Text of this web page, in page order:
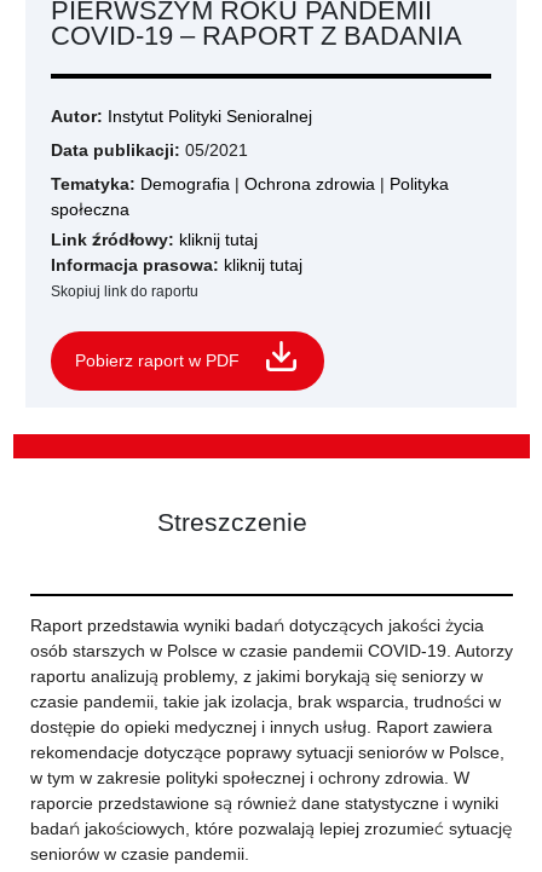
PIERWSZYM ROKU PANDEMII
COVID-19 – RAPORT Z BADANIA
Autor: Instytut Polityki Senioralnej
Data publikacji: 05/2021
Tematyka: Demografia | Ochrona zdrowia | Polityka
społeczna
Link źródłowy: kliknij tutaj
Informacja prasowa: kliknij tutaj
Skopiuj link do raportu
Pobierz raport w PDF
Streszczenie
Raport przedstawia wyniki badań dotyczących jakości życia
osób starszych w Polsce w czasie pandemii COVID-19. Autorzy
raportu analizują problemy, z jakimi borykają się seniorzy w
czasie pandemii, takie jak izolacja, brak wsparcia, trudności w
dostępie do opieki medycznej i innych usług. Raport zawiera
rekomendacje dotyczące poprawy sytuacji seniorów w Polsce,
w tym w zakresie polityki społecznej i ochrony zdrowia. W
raporcie przedstawione są również dane statystyczne i wyniki
badań jakościowych, które pozwalają lepiej zrozumieć sytuację
seniorów w czasie pandemii.